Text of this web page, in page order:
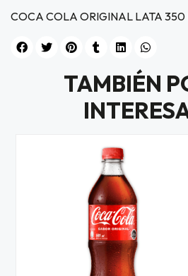
COCA COLA ORIGINAL LATA 350
TAMBIÉN